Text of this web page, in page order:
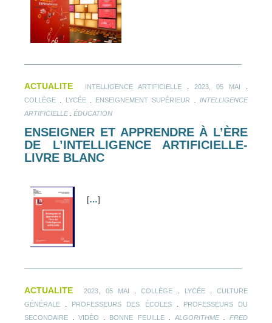
ACTUALITE INTELLIGENCE ARTIFICIELLE 2023, 05 MAI
COLLÈGE LYCÉE. ENSEIGNEMENT SUPÉRIEUR .INTELLIGENCE
ARTIFICIELLE. ÉDUCATION
ENSEIGNER ET APPRENDRE À L’ÈRE
DE L’INTELLIGENCE ARTIFICIELLE-
LIVRE BLANC
[…]
ACTUALITE 2023, 05 MAI .COLLÈGE LYCÉE.CULTURE
GÉNÉRALE
PROFESSEURS DES ÉCOLES.
PROFESSEURS DU
SECONDAIRE .VIDÉO BONNE FEUILLE. ALGORITHME.FRED